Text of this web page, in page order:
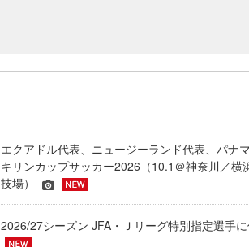
エクアドル代表、ニュージーランド代表、パ
キリンカップサッカー2026（10.1＠神奈川／
技場）
2026/27シーズン JFA・Ｊリーグ特別指定選手